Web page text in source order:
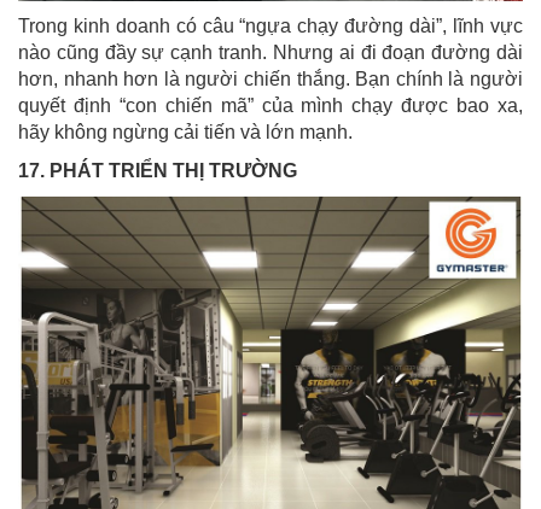
Trong kinh doanh có câu “ngựa chạy đường dài”, lĩnh vực
nào cũng đầy sự cạnh tranh. Nhưng ai đi đoạn đường dài
hơn, nhanh hơn là người chiến thắng. Bạn chính là người
quyết định “con chiến mã” của mình chạy được bao xa,
hãy không ngừng cải tiến và lớn mạnh.
17. PHÁT TRIỂN THỊ TRƯỜNG